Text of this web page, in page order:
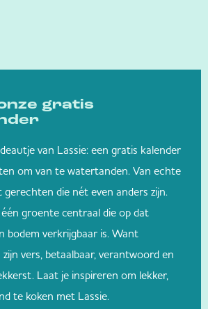
gratis
van Lassie: een gratis kalender
om van te watertanden. Van echte
die nét even anders zijn.
groente centraal die op dat
bodem verkrijgbaar is. Want
vers, betaalbaar, verantwoord en
Laat je inspireren om lekker,
te koken met Lassie.